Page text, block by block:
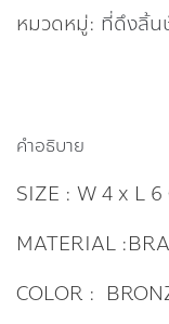
หมวดหมู่: ที่ดึงลิ้น
คำอธิบาย
SIZE : W 4 x L 6
MATERIAL
COLOR :